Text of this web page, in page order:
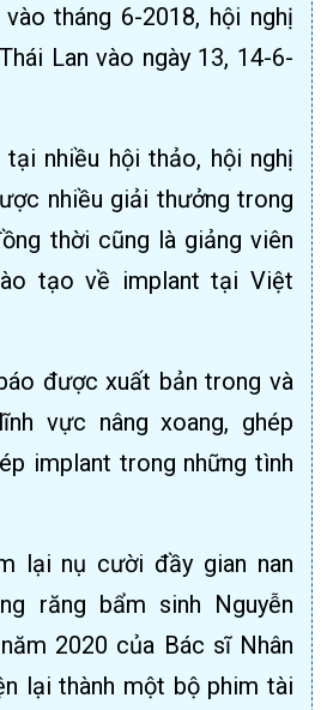
tháng 6-2018, hội nghị
Lan vào ngày 13, 14-6-
nhiều hội thảo, hội nghị
nhiều giải thưởng trong
thời cũng là giảng viên
tạo về implant tại Việt
được xuất bản trong và
vực nâng xoang, ghép
implant trong những tình
lại nụ cười đầy gian nan
răng bẩm sinh Nguyễn
2020 của Bác sĩ Nhân
lại thành một bộ phim tài